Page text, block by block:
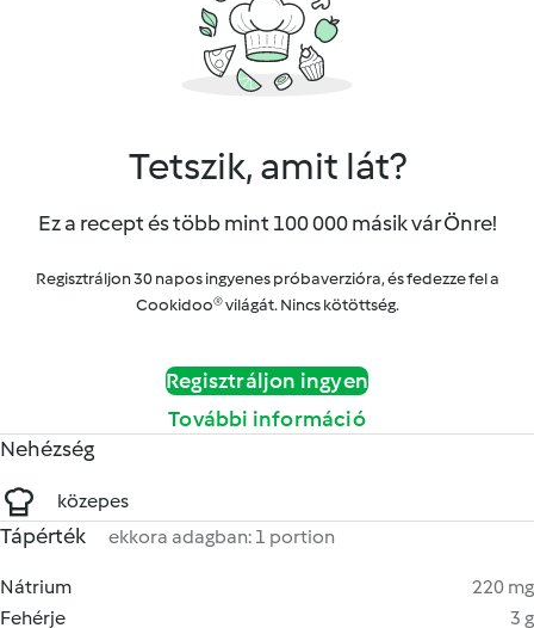
Tetszik, amit lát?
Ez a recept és több mint 100 000 másik vár Önre!
Regisztráljon 30 napos ingyenes próbaverzióra, és fedezze fel a
Cookidoo® világát. Nincs kötöttség.
Regisztráljon ingyen
További információ
Nehézség
közepes
Tápérték ekkora adagban: 1 portion
Nátrium
220 mg
Fehérje
3 g